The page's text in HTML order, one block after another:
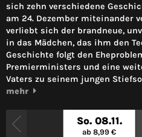
sich zehn verschiedene
am 24. Dezember miteinander
verliebt sich der brandneue,
in das Mädchen, das ihm den
Geschichte folgt den
Premierministers und eine
Vaters zu seinem jungen
mehr
So. 08.11.
ab 8,99 €